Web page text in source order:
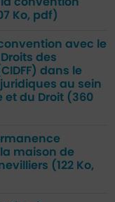
Ko, pdf)
avec le
des
dans le
au sein
et du Droit (360
maison de
(122 Ko,